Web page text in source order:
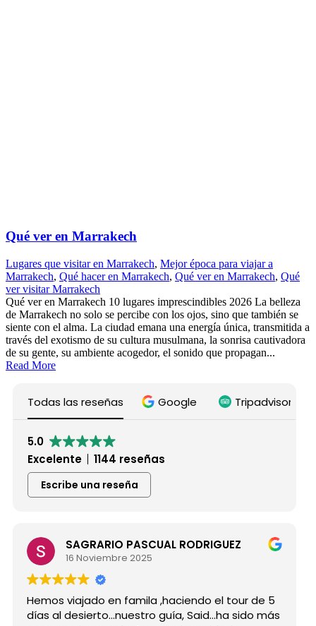
Qué ver en Marrakech
Lugares que visitar en Marrakech, Mejor época para viajar a
Marrakech, Qué hacer en Marrakech, Qué ver en Marrakech, Qué
ver visitar Marrakech
Qué ver en Marrakech 10 lugares imprescindibles 2026 La belleza
de Marrakech no solo se percibe con los ojos, sino que también se
siente con el alma. La ciudad emana una energía única, transmitida a
través del exotismo de su cultura musulmana, la sonrisa cautivadora
de su gente, su ambiente acogedor, el sonido que propagan...
Read More
Todas las reseñas Google Tripadvisor
5.0
Excelente
1144 reseñas
Escribe una reseña
SAGRARIO PASCUAL RODRIGUEZ
16 Noviembre 2025
Hemos viajado en famila ,haciendo el tour de 5
días al desierto...nuestro guía, Said...ha sido más